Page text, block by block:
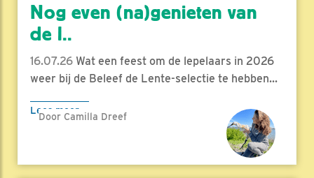
Nog even (na)genieten van
de l..
16.07.26 Wat een feest om de lepelaars in 2026
weer bij de Beleef de Lente-selectie te hebben...
Lees meer
Door Camilla Dreef